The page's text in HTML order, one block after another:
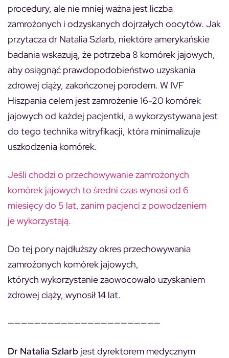
procedury, ale nie mniej ważna jest liczba
zamrożonych i odzyskanych dojrzałych oocytów. Jak
przytacza dr Natalia Szlarb, niektóre amerykańskie
badania wskazują, że potrzeba 8 komórek jajowych,
aby osiągnąć prawdopodobieństwo uzyskania
zdrowej ciąży, zakończonej porodem. W IVF
Hiszpania celem jest zamrożenie 16-20 komórek
jajowych od każdej pacjentki, a wykorzystywana jest
do tego technika witryfikacji, która minimalizuje
uszkodzenia komórek.
Jeśli chodzi o przechowywanie zamrożonych
komórek jajowych to średni czas wynosi od 6
miesięcy do 5 lat, zanim pacjenci z powodzeniem
je wykorzystają.
Do tej pory najdłuższy okres przechowywania
zamrożonych komórek jajowych,
których wykorzystanie zaowocowało uzyskaniem
zdrowej ciąży, wynosił 14 lat.
———————————————————————
Dr Natalia Szlarb jest dyrektorem medycznym